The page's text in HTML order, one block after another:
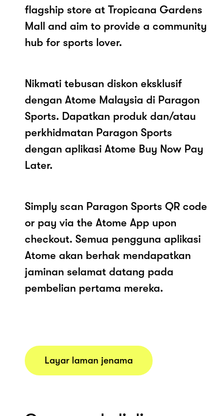
flagship store at Tropicana Gardens
Mall and aim to provide a community
hub for sports lover.
Nikmati tebusan diskon eksklusif
dengan Atome Malaysia di Paragon
Sports. Dapatkan produk dan/atau
perkhidmatan Paragon Sports
dengan aplikasi Atome Buy Now Pay
Later.
Simply scan Paragon Sports QR code
or pay via the Atome App upon
checkout. Semua pengguna aplikasi
Atome akan berhak mendapatkan
jaminan selamat datang pada
pembelian pertama mereka.
Layar laman jenama